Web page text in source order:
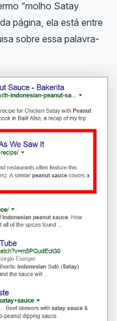
“molho Satay
página, ela está entre
sobre essa palavra-